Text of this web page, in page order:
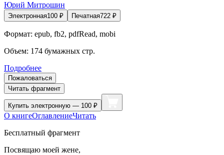
Юрий Митрошин
Электронная100 ₽ Печатная722 ₽
Формат: epub, fb2, pdfRead, mobi
Объем: 174 бумажных стр.
Подробнее
Пожаловаться
Читать фрагмент
Купить электронную — 100 ₽
О книгеОглавлениеЧитать
Бесплатный фрагмент
Посвящаю моей жене,